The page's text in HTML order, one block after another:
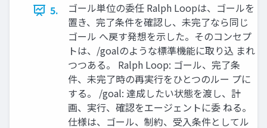
5.
ゴール単位の委任 Ralph Loopは、ゴールを
置き、完了条件を確認し、未完了なら同じ
ゴール へ戻す発想を示した。そのコンセプ
トは、/goalのような標準機能に取り込 まれ
つつある。 Ralph Loop: ゴール、完了条
件、未完了時の再実行をひとつのルー プに
する。 /goal: 達成したい状態を渡し、計
画、実行、確認をエージェントに委 ねる。
仕様は、ゴール、制約、受入条件としてル